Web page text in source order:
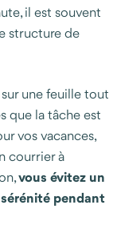
il est souvent
structure de
une feuille tout
que la tâche est
vos vacances,
courrier à
vous évitez un
pendant